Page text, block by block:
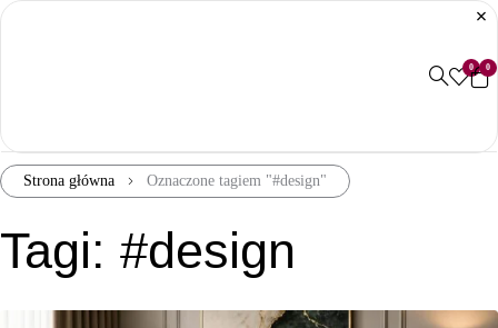
0 0
Strona główna Oznaczone tagiem "#design"
Tagi: #design